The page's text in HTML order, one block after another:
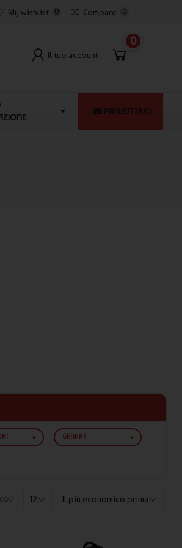
My wishlist 0 Compare 0
Il tuo account
0
PREVENTIVO
GENERE
12 Il più economico prima